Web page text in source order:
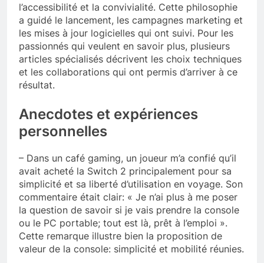
l’accessibilité et la convivialité. Cette philosophie
a guidé le lancement, les campagnes marketing et
les mises à jour logicielles qui ont suivi. Pour les
passionnés qui veulent en savoir plus, plusieurs
articles spécialisés décrivent les choix techniques
et les collaborations qui ont permis d’arriver à ce
résultat.
Anecdotes et expériences
personnelles
– Dans un café gaming, un joueur m’a confié qu’il
avait acheté la Switch 2 principalement pour sa
simplicité et sa liberté d’utilisation en voyage. Son
commentaire était clair: « Je n’ai plus à me poser
la question de savoir si je vais prendre la console
ou le PC portable; tout est là, prêt à l’emploi ».
Cette remarque illustre bien la proposition de
valeur de la console: simplicité et mobilité réunies.